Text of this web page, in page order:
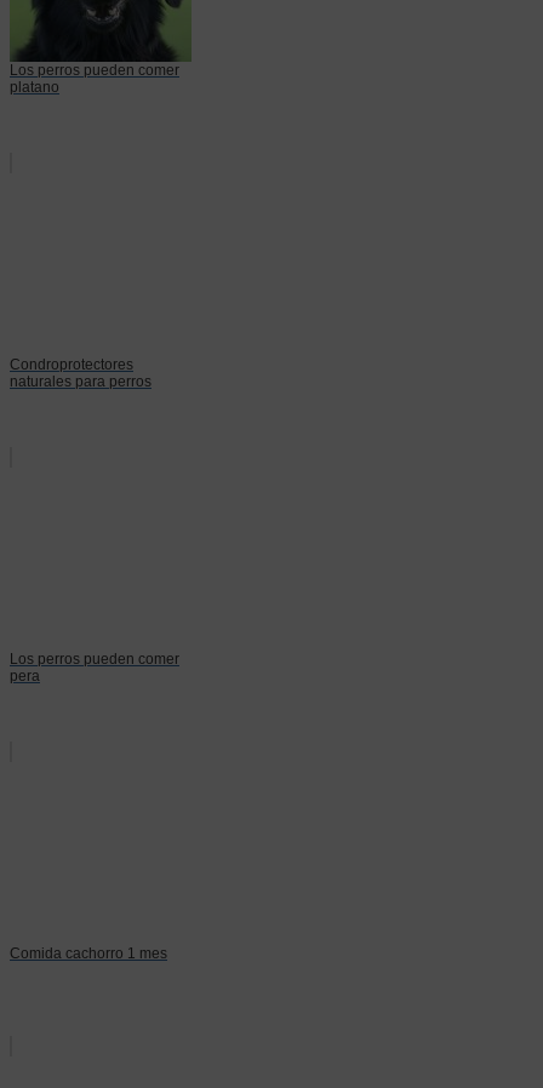
Los perros pueden comer
platano
Condroprotectores
naturales para perros
Los perros pueden comer
pera
Comida cachorro 1 mes